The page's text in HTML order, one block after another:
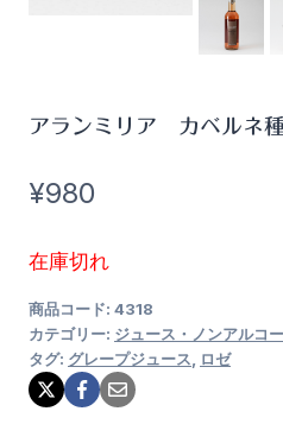
アランミリア カベルネ
¥980
在庫切れ
商品コード: 4318
カテゴリー: ジュース・ノンアルコ
タグ: グレープジュース ロゼ